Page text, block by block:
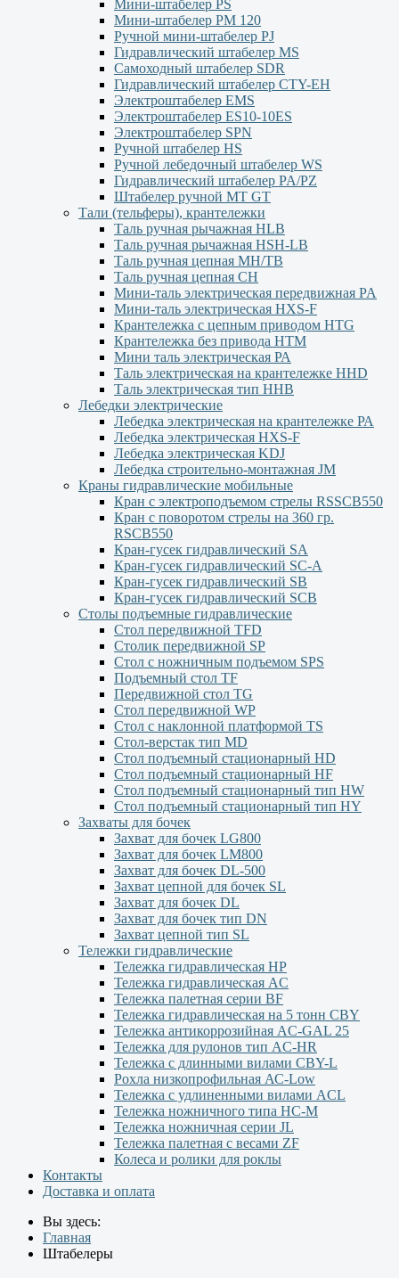
Мини-штабелер PS
Мини-штабелер РМ 120
Ручной мини-штабелер PJ
Гидравлический штабелер MS
Самоходный штабелер SDR
Гидравлический штабелер CTY-EH
Электроштабелер EMS
Электроштабелер ES10-10ES
Электроштабелер SPN
Ручной штабелер HS
Ручной лебедочный штабелер WS
Гидравлический штабелер PA/PZ
Штабелер ручной MT GT
Тали (тельферы), крантележки
Таль ручная рычажная HLB
Таль ручная рычажная HSH-LB
Таль ручная цепная MH/TB
Таль ручная цепная СН
Мини-таль электрическая передвижная PA
Мини-таль электрическая HXS-F
Крантележка с цепным приводом HTG
Крантележка без привода HTM
Мини таль электрическая РА
Таль электрическая на крантележке HHD
Таль электрическая тип HHB
Лебедки электрические
Лебедка электрическая на крантележке РА
Лебедка электрическая HXS-F
Лебедка электрическая KDJ
Лебедка строительно-монтажная JM
Краны гидравлические мобильные
Кран с электроподъемом стрелы RSSCB550
Кран с поворотом стрелы на 360 гр.
RSCB550
Кран-гусек гидравлический SA
Кран-гусек гидравлический SC-A
Кран-гусек гидравлический SB
Кран-гусек гидравлический SCB
Столы подъемные гидравлические
Стол передвижной TFD
Столик передвижной SP
Стол с ножничным подъемом SPS
Подъемный стол TF
Передвижной стол TG
Стол передвижной WP
Стол с наклонной платформой TS
Стол-верстак тип MD
Стол подъемный стационарный HD
Стол подъемный стационарный HF
Стол подъемный стационарный тип HW
Стол подъемный стационарный тип HY
Захваты для бочек
Захват для бочек LG800
Захват для бочек LM800
Захват для бочек DL-500
Захват цепной для бочек SL
Захват для бочек DL
Захват для бочек тип DN
Захват цепной тип SL
Тележки гидравлические
Тележка гидравлическая НР
Тележка гидравлическая AC
Тележка палетная серии ВF
Тележка гидравлическая на 5 тонн CBY
Тележка антикоррозийная AC-GAL 25
Тележка для рулонов тип AC-HR
Тележка с длинными вилами CBY-L
Рохла низкопрофильная АС-Low
Тележка с удлиненными вилами АCL
Тележка ножничного типа HC-M
Тележка ножничная серии JL
Тележка палетная с весами ZF
Колеса и ролики для роклы
Контакты
Доставка и оплата
Вы здесь:
Главная
Штабелеры